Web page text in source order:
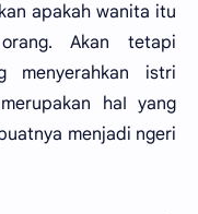
apakah wanita itu
Akan tetapi
menyerahkan istri
haI yang
menjadi ngeri